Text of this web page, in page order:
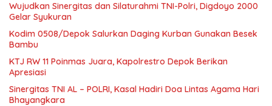
Wujudkan Sinergitas dan Silaturahmi TNI-Polri, Digdoyo 2000
Gelar Syukuran
Kodim 0508/Depok Salurkan Daging Kurban Gunakan Besek
Bambu
KTJ RW 11 Poinmas Juara, Kapolrestro Depok Berikan
Apresiasi
Sinergitas TNI AL – POLRI, Kasal Hadiri Doa Lintas Agama Hari
Bhayangkara